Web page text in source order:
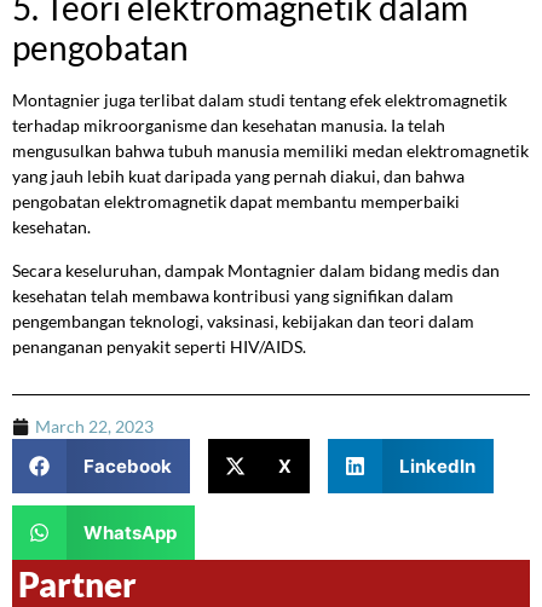
pengobatan
Montagnier juga terlibat dalam studi tentang efek elektromagnetik
terhadap mikroorganisme dan kesehatan manusia. Ia telah
mengusulkan bahwa tubuh manusia memiliki medan elektromagnetik
yang jauh lebih kuat daripada yang pernah diakui, dan bahwa
pengobatan elektromagnetik dapat membantu memperbaiki
kesehatan.
Secara keseluruhan, dampak Montagnier dalam bidang medis dan
kesehatan telah membawa kontribusi yang signifikan dalam
pengembangan teknologi, vaksinasi, kebijakan dan teori dalam
penanganan penyakit seperti HIV/AIDS.
March 22, 2023
Facebook X LinkedIn
WhatsApp
Partner